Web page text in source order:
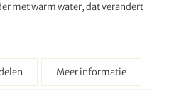
met warm water, dat verandert
Meer informatie